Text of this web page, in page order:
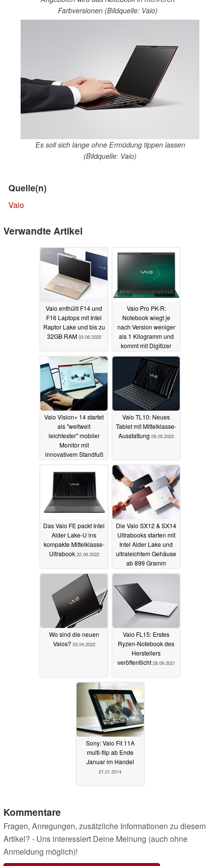
Farbversionen (Bildquelle: Vaio)
Es soll sich lange ohne Ermüdung tippen lassen
(Bildquelle: Vaio)
Quelle(n)
Vaio
Verwandte Artikel
Vaio enthüllt F14 und
F16 Laptops mit Intel
Raptor Lake und bis zu
32GB RAM 03.06.2025
Vaio Pro PK-R:
Notebook wiegt je
nach Version weniger
als 1 Kilogramm und
kommt mit Digitizer
03.11.2024
Vaio Vision+ 14 startet
als "weltweit
leichtester" mobiler
Monitor mit
innovativem Standfuß
Vaio TL10: Neues
Tablet mit Mittelklasse-
Ausstattung 09.05.2023
Das Vaio FE packt Intel
Alder Lake-U ins
kompakte Mittelklasse-
Ultrabook 22.06.2022
Die Vaio SX12 & SX14
Ultrabooks starten mit
Intel Alder Lake und
ultraleichtem Gehäuse
ab 899 Gramm
15.06.2022
Wo sind die neuen
Vaios? 03.04.2022
Vaio FL15: Erstes
Ryzen-Notebook des
Herstellers
veröffentlicht 28.09.2021
Sony: Vaio Fit 11A
multi-flip ab Ende
Januar im Handel
21.01.2014
Kommentare
Fragen, Anregungen, zusätzliche Informationen zu diesem
Artikel? - Uns interessiert Deine Meinung (auch ohne
Anmeldung möglich)!